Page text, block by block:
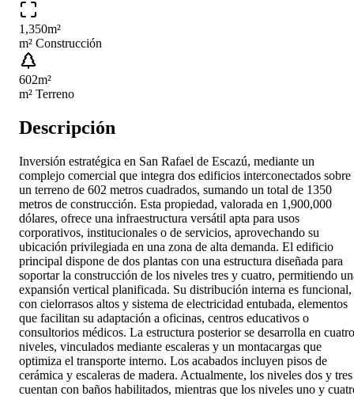
1,350m²
m² Construcción
602m²
m² Terreno
Descripción
Inversión estratégica en San Rafael de Escazú, mediante un
complejo comercial que integra dos edificios interconectados sobre
un terreno de 602 metros cuadrados, sumando un total de 1350
metros de construcción. Esta propiedad, valorada en 1,900,000
dólares, ofrece una infraestructura versátil apta para usos
corporativos, institucionales o de servicios, aprovechando su
ubicación privilegiada en una zona de alta demanda. El edificio
principal dispone de dos plantas con una estructura diseñada para
soportar la construcción de los niveles tres y cuatro, permitiendo
expansión vertical planificada. Su distribución interna es funcional,
con cielorrasos altos y sistema de electricidad entubada, elementos
que facilitan su adaptación a oficinas, centros educativos o
consultorios médicos. La estructura posterior se desarrolla en cuatro
niveles, vinculados mediante escaleras y un montacargas que
optimiza el transporte interno. Los acabados incluyen pisos de
cerámica y escaleras de madera. Actualmente, los niveles dos y tres
cuentan con baños habilitados, mientras que los niveles uno y